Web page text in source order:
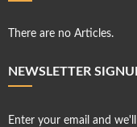
There are no Articles.
NEWSLETTER
Enter your email and